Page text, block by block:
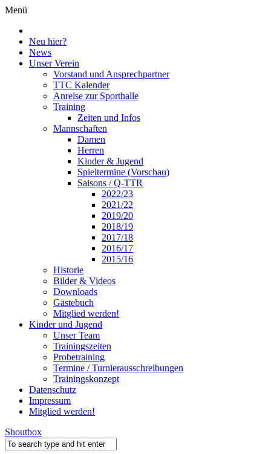
Menü
Neu hier?
News
Unser Verein
Vorstand und Ansprechpartner
TTC Kalender
Anreise zur Sporthalle
Training
Zeiten und Infos
Mannschaften
Damen
Herren
Kinder & Jugend
Spieltermine (Vorschau)
Saisons / Q-TTR
2022/23
2021/22
2019/20
2018/19
2017/18
2016/17
2015/16
Historie
Bilder & Videos
Downloads
Gästebuch
Mitglied werden!
Kinder und Jugend
Unser Team
Trainingszeiten
Probetraining
Termine / Turnierausschreibungen
Trainingskonzept
Datenschutz
Impressum
Mitglied werden!
Shoutbox